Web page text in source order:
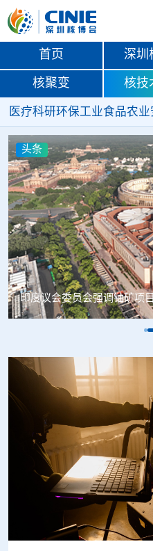
首页 深圳
核聚变 核技
医疗科研环保工业食品农业
头条
中核辐智正式设立 中国同辐